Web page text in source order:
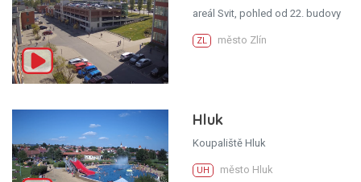
areál Svit, pohled od 22. budovy
ZL město Zlín
Hluk
Koupaliště Hluk
UH město Hluk